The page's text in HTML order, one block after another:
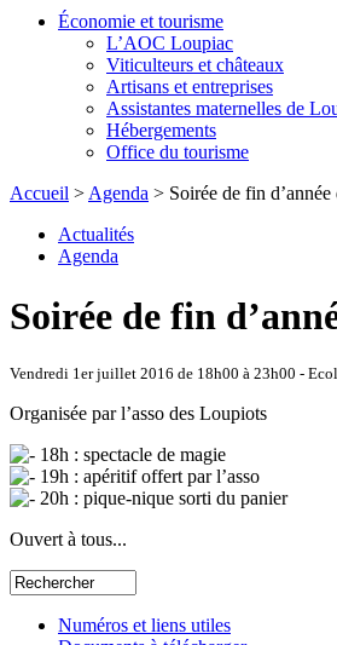
Économie et tourisme
L’AOC Loupiac
Viticulteurs et châteaux
Artisans et entreprises
Assistantes maternelles de
Hébergements
Office du tourisme
Accueil > Agenda > Soirée de fin d’année
Actualités
Agenda
Soirée de fin
Vendredi 1er juillet 2016 de 18h00 à 23h00 -
Organisée par l’asso des Loupiots
18h : spectacle de magie
19h : apéritif offert par l’asso
20h : pique-nique sorti du panier
Ouvert à tous...
Numéros et liens utiles